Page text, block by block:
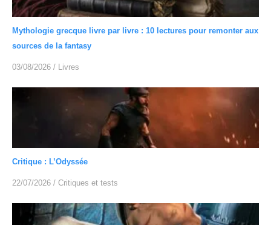
Mythologie grecque livre par livre : 10 lectures pour remonter aux
sources de la fantasy
03/08/2026 / Livres
Critique : L’Odyssée
22/07/2026 / Critiques et tests